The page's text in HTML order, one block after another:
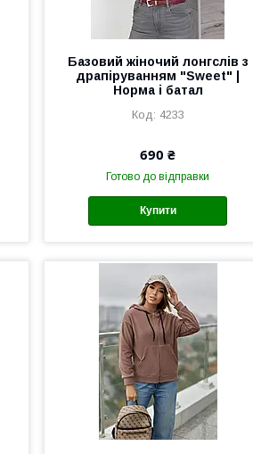
Базовий жіночий лонгслів з
драпіруванням "Sweet" |
Норма і батал
4233
690 ₴
Готово до відправки
Купити